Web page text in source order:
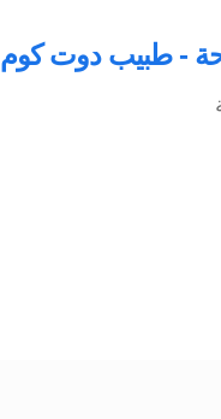
- طبيب دوت كوم